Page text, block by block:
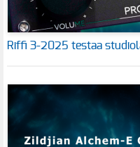
Riffi 3-2025 testaa